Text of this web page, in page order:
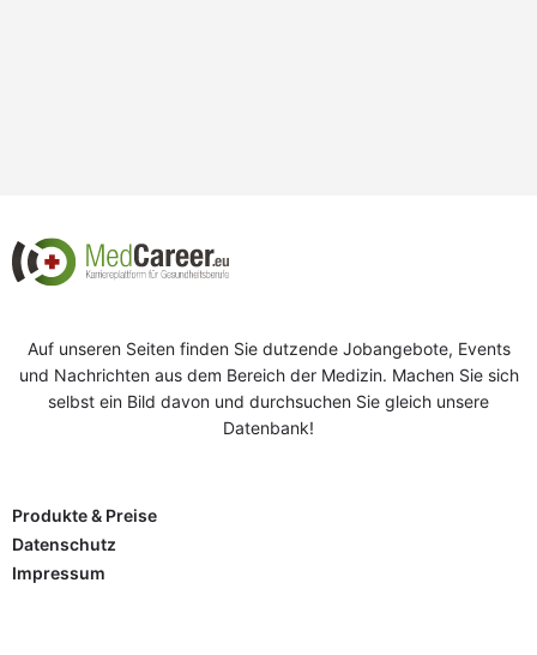
Auf unseren Seiten finden Sie dutzende Jobangebote, Events
und Nachrichten aus dem Bereich der Medizin. Machen Sie sich
selbst ein Bild davon und durchsuchen Sie gleich unsere
Datenbank!
Produkte & Preise
Datenschutz
Impressum